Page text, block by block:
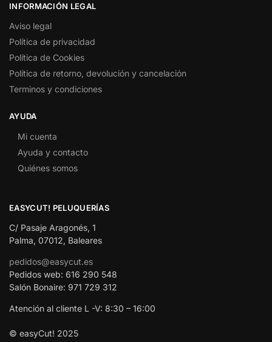
INFORMACIÓN LEGAL
Aviso legal
Política de privacidad
Política de Cookies
Política de retorno, devolución y cancelación
Terminos y condiciones
AYUDA
Mi cuenta
Ayuda y contacto
Quiénes somos
EASYCUT! PELUQUERÍAS
C/ Pasaje Aragonés, 1
Palma, 07012, Baleares
pedidos@easycut.es
Pedidos web: 616 290 548
Salón Bonaire: 971 729 312
Atención al cliente L -V: 8:30 – 16:00
© easyCut! 2025